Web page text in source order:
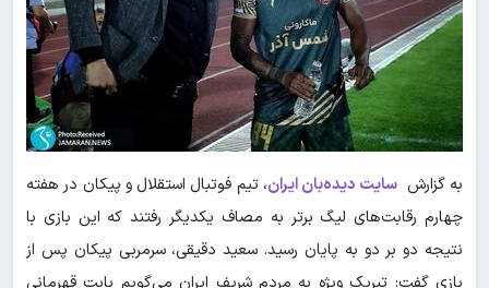
به گزارش سایت دیده‌بان ایران، تیم فوتبال استقلال و پیکان در هفته
چهارم رقابت‌های لیگ برتر به مصاف یکدیگر رفتند که این بازی با
نتیجه دو بر دو به پایان رسید. سعید دقیقی، سرمربی پیکان پس از